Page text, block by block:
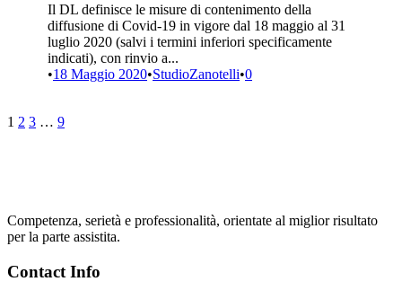
Il DL definisce le misure di contenimento della
diffusione di Covid-19 in vigore dal 18 maggio al 31
luglio 2020 (salvi i termini inferiori specificamente
indicati), con rinvio a...
•18 Maggio 2020•StudioZanotelli•0
1 2 3 … 9
Competenza, serietà e professionalità, orientate al miglior risultato
per la parte assistita.
Contact Info